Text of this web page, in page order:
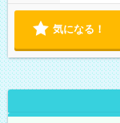
気になる！